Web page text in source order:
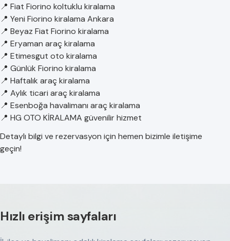
📍 Fiat Fiorino koltuklu kiralama
📍 Yeni Fiorino kiralama Ankara
📍 Beyaz Fiat Fiorino kiralama
📍 Eryaman araç kiralama
📍 Etimesgut oto kiralama
📍 Günlük Fiorino kiralama
📍 Haftalık araç kiralama
📍 Aylık ticari araç kiralama
📍 Esenboğa havalimanı araç kiralama
📍 HG OTO KİRALAMA güvenilir hizmet
Detaylı bilgi ve rezervasyon için hemen bizimle iletişime
geçin!
Hızlı erişim sayfaları